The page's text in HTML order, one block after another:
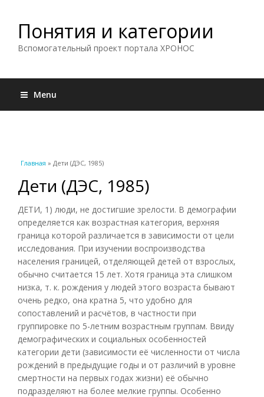
Понятия и категории
Вспомогательный проект портала ХРОНОС
Menu
Вы здесь
Главная » Дети (ДЭС, 1985)
Дети (ДЭС, 1985)
ДЕТИ, 1) люди, не достигшие зрелости. В демографии
определяется как возрастная категория, верхняя
граница которой различается в зависимости от цели
исследования. При изучении воспроизводства
населения границей, отделяющей детей от взрослых,
обычно считается 15 лет. Хотя граница эта слишком
низка, т. к. рождения у людей этого возраста бывают
очень редко, она кратна 5, что удобно для
сопоставлений и расчётов, в частности при
группировке по 5-летним возрастным группам. Ввиду
демографических и социальных особенностей
категории дети (зависимости её численности от числа
рождений в предыдущие годы и от различий в уровне
смертности на первых годах жизни) её обычно
подразделяют на более мелкие группы. Особенно